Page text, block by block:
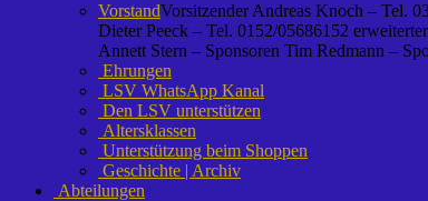
VorstandVorsitzender Andreas Knoch – Tel.
Dieter Peeck – Tel. 0152/05686152
Annett Stern – Sponsoren Tim Redmann –
Ehrungen
LSV WhatsApp Kanal
Den LSV unterstützen
Altersklassen
Unterstützung beim Shoppen
Geschichte | Archiv
Abteilungen